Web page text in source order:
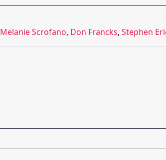
Melanie Scrofano, Don Francks, Stephen